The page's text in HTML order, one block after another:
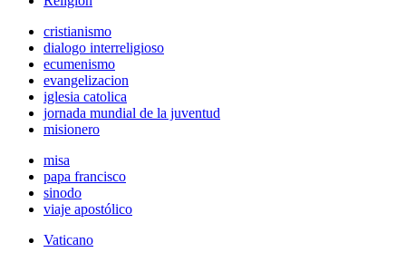
cristianismo
dialogo interreligioso
ecumenismo
evangelizacion
iglesia catolica
jornada mundial de la juventud
misionero
misa
papa francisco
sinodo
viaje apostólico
Vaticano